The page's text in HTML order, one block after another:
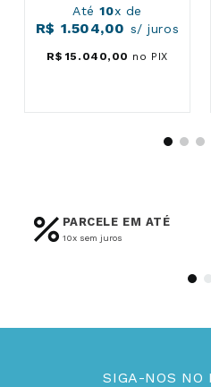
Até10x de
R$ 1.504,00 s/ juros
R$ 15 . 040, 00 no PIX
PARCELE EM ATÉ
10x sem juros
SIGA-NOS NO